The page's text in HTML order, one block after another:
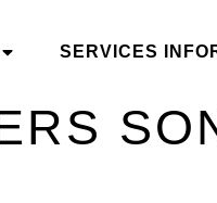
SERVICES